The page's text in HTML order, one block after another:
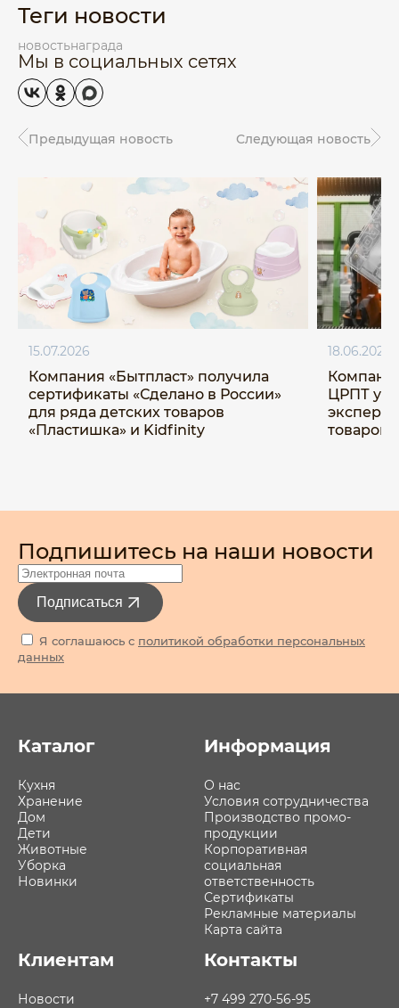
Теги новости
новостьнаграда
Мы в социальных сетях
Предыдущая новость Следующая новость
15.07.2026
Компания «Бытпласт» получила
сертификаты «Сделано в России»
для ряда детских товаров
«Пластишка» и Kidfinity
18.06.2026
ЦРПТ
товаров
Подпишитесь на наши новости
Подписаться
Я соглашаюсь с политикой обработки персональных
данных
Каталог
Кухня
Хранение
Дом
Дети
Животные
Уборка
Новинки
Информация
О нас
Условия сотрудничества
Производство промо-
продукции
Корпоративная
социальная
ответственность
Сертификаты
Рекламные материалы
Карта сайта
Клиентам
Новости
Контакты
+7 499 270-56-95